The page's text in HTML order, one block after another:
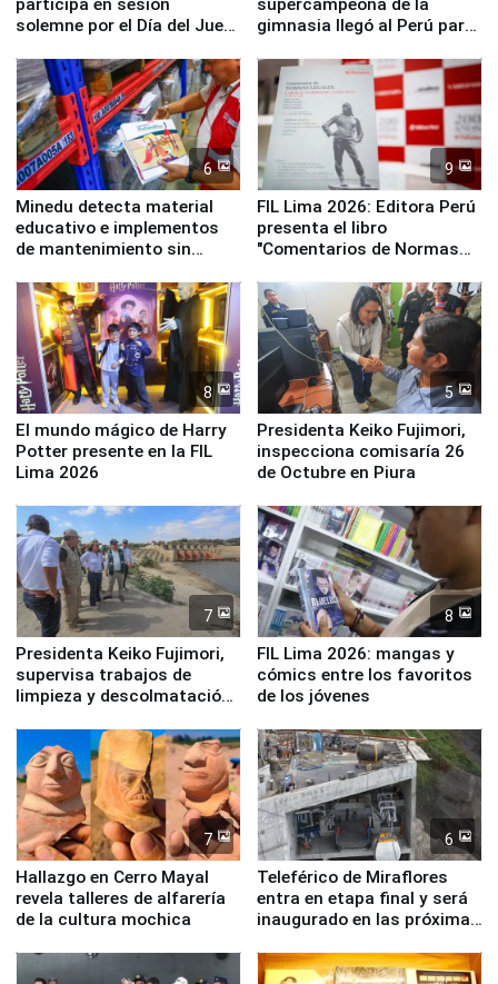
solemne por el Día del Juez
gimnasia llegó al Perú para
Panamericanos Lima 2027
6
Minedu detecta material
educativo e implementos
de mantenimiento sin
la UGEL 2
9
FIL Lima 2026: Editora Perú
presenta el libro
"Comentarios de Normas
Derecho Colectivo"
8
El mundo mágico de Harry
Potter presente en la FIL
Lima 2026
5
Presidenta Keiko Fujimori,
inspecciona comisaría 26
de Octubre en Piura
7
Presidenta Keiko Fujimori,
supervisa trabajos de
limpieza y descolmatación
8
FIL Lima 2026: mangas y
cómics entre los favoritos
de los jóvenes
7
Hallazgo en Cerro Mayal
revela talleres de alfarería
de la cultura mochica
6
Teleférico de Miraflores
entra en etapa final y será
inaugurado en las próximas